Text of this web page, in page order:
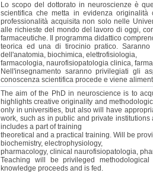
Lo scopo del dottorato in neuroscienze è
scientifica che metta in evidenza
professionalità acquisita non solo nelle
alle richieste del mondo del lavoro di oggi,
farmaceutiche. Il programma didattico
teorica ed una di tirocinio pratico.
dell'anatomia, biochimica, elettrofisiologia,
farmacologia, naurofisiopatologia clinica,
Nell'insegnamento saranno privilegiati gli
conoscenza scientifica procede e viene
The aim of the PhD in neuroscience is to
highlights creative originality and
only in universities, but also will have
work, such as in public and private
includes a part of training
theoretical and a practical training. Will be
biochemistry, electrophysiology,
pharmacology, clinical naurofisiopatologia,
Teaching will be privileged
knowledge proceeds and is fed.